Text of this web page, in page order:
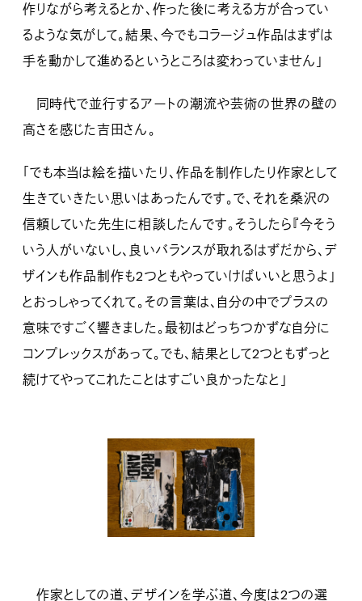
作りながら考えるとか、作った後に考える方が合ってい
るような気がして。結果、今でもコラージュ作品はまずは
手を動かして進めるというところは変わっていません」
同時代で並行するアートの潮流や芸術の世界の壁の
高さを感じた吉田さん。
「でも本当は絵を描いたり、作品を制作したり作家として
生きていきたい思いはあったんです。で、それを桑沢の
信頼していた先生に相談したんです。そうしたら『今そう
いう人がいないし、良いバランスが取れるはずだから、デ
ザインも作品制作も2つともやっていけばいいと思うよ」
とおっしゃってくれて。その言葉は、自分の中でプラスの
意味ですごく響きました。最初はどっちつかずな自分に
コンプレックスがあって。でも、結果として2つともずっと
続けてやってこれたことはすごい良かったなと」
作家としての道、デザインを学ぶ道、今度は2つの選